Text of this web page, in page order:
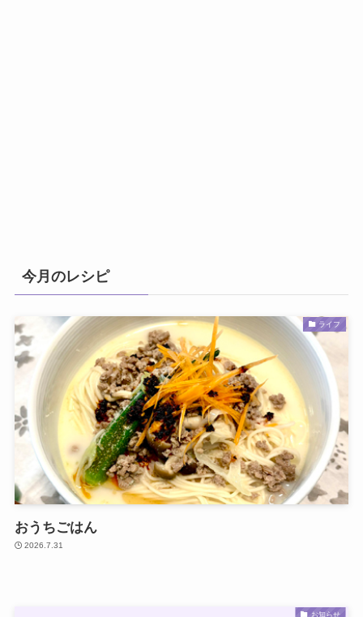
今月のレシピ
ライフ
おうちごはん
2026.7.31
お知らせ